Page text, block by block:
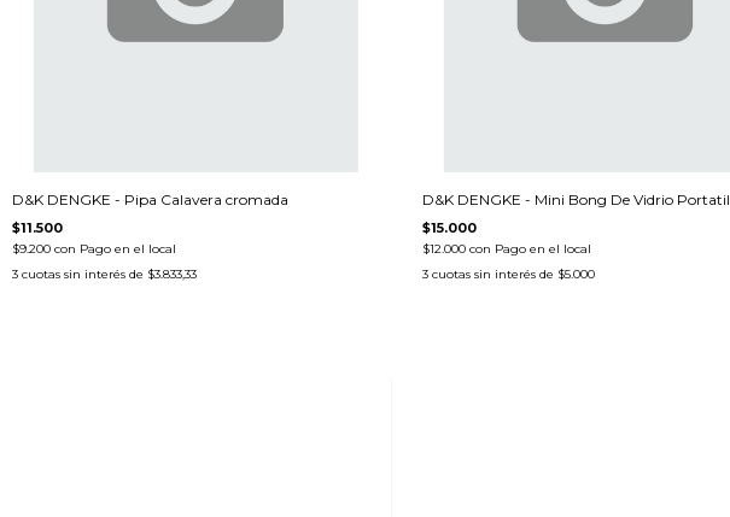
D&K DENGKE - Pipa Calavera cromada
$11.500
$9.200 con Pago en el local
3 cuotas sin interés de $3.833,33
D&K DENGKE - Mini Bong De Vidrio Portatil
$15.000
$12.000 con Pago en el local
3 cuotas sin interés de $5.000